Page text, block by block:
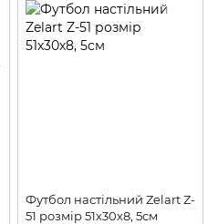
Футбол настільний Zelart Z-
51 розмір 51х30х8, 5см